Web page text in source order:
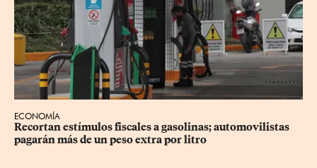
ECONOMÍA
Recortan estímulos fiscales a gasolinas; automovilistas
pagarán más de un peso extra por litro